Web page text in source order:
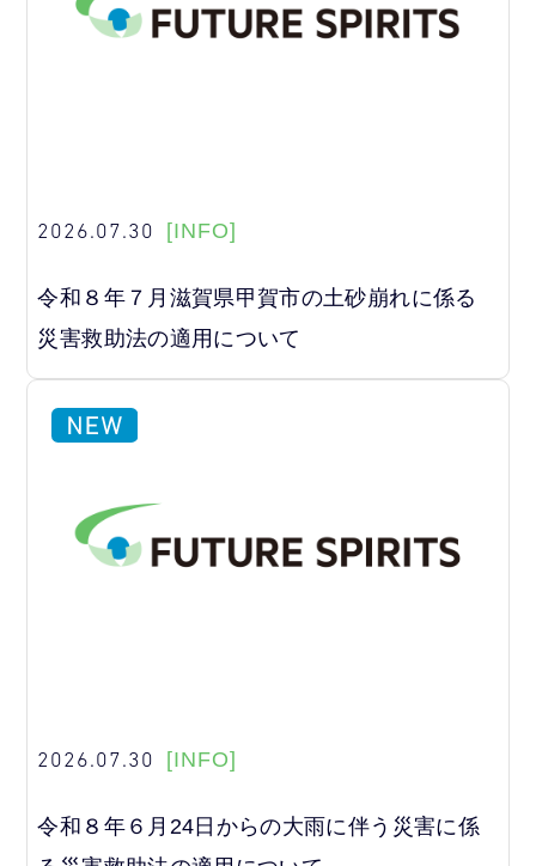
2026.07.30 [INFO]
令和８年７月滋賀県甲賀市の土砂崩れに係る
災害救助法の適用について
2026.07.30 [INFO]
令和８年６月24日からの大雨に伴う災害に係